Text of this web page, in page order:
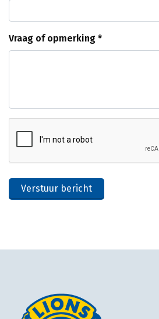
Vraag of opmerking *